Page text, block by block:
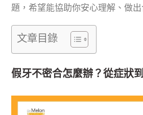
題，希望能協助你安心理解、做出
文章目錄
假牙不密合怎麼辦？從症狀